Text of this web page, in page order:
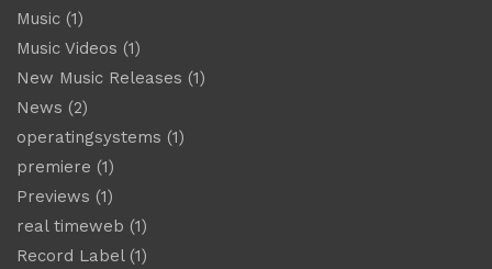
Music (1)
Music Videos (1)
New Music Releases (1)
News (2)
operatingsystems (1)
premiere (1)
Previews (1)
real timeweb (1)
Record Label(1)